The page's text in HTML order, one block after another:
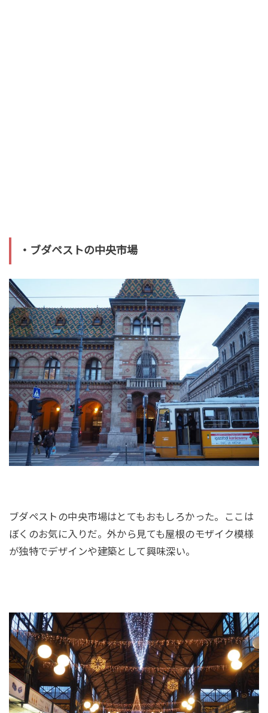
・ブダペストの中央市場
ブダペストの中央市場はとてもおもしろかった。ここは
ぼくのお気に入りだ。外から見ても屋根のモザイク模様
が独特でデザインや建築として興味深い。